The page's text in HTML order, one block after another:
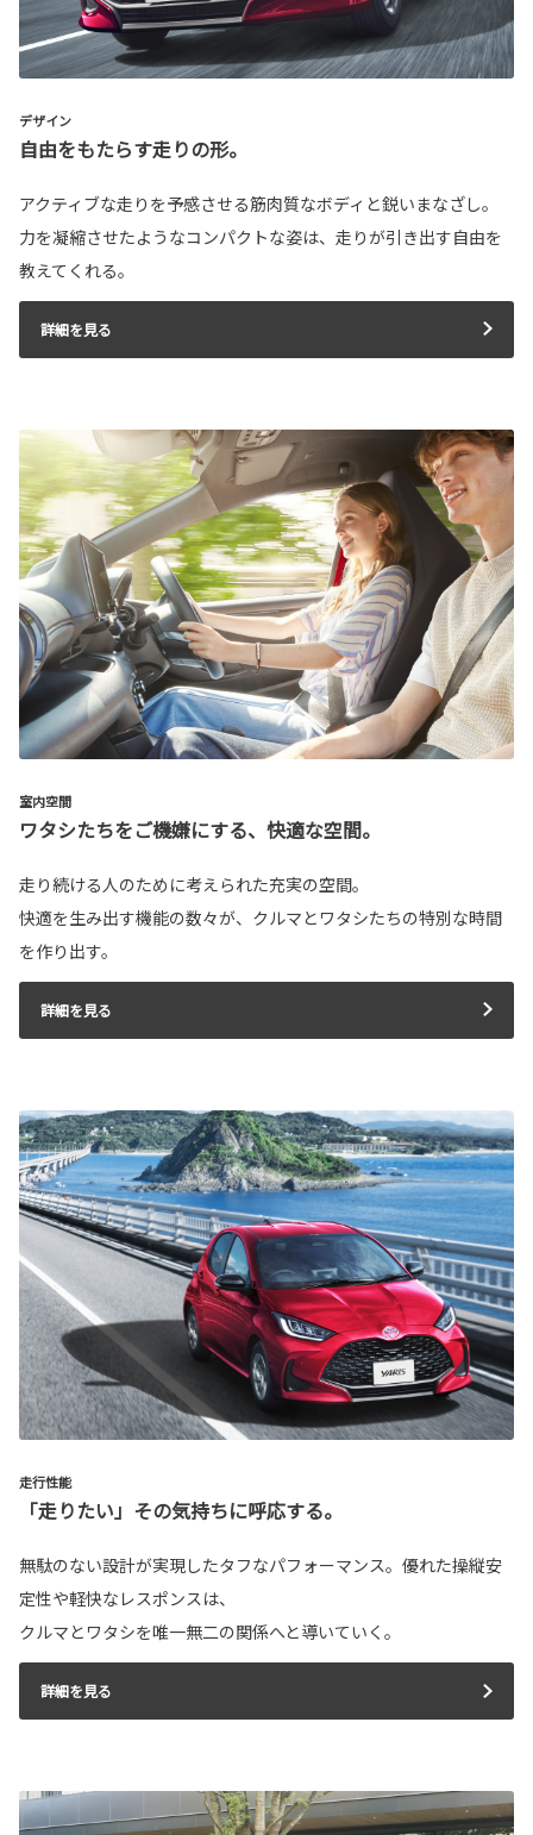
デザイン
自由をもたらす走りの形。
アクティブな走りを予感させる筋肉質なボディと鋭いまなざし。
力を凝縮させたようなコンパクトな姿は、走りが引き出す自由を
教えてくれる。
詳細を見る
室内空間
ワタシたちをご機嫌にする、快適な空間。
走り続ける人のために考えられた充実の空間。
快適を生み出す機能の数々が、クルマとワタシたちの特別な時間
を作り出す。
詳細を見る
走行性能
「走りたい」その気持ちに呼応する。
無駄のない設計が実現したタフなパフォーマンス。優れた操縦安
定性や軽快なレスポンスは、
クルマとワタシを唯一無二の関係へと導いていく。
詳細を見る